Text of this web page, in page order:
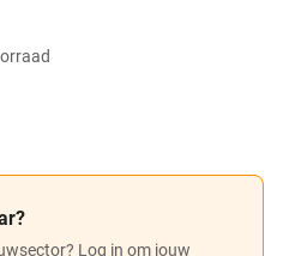
Log in om jouw